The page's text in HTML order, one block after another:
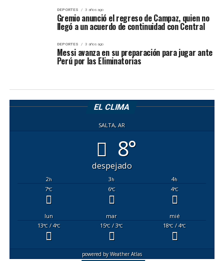
DEPORTES 3 años ago
Gremio anunció el regreso de Campaz, quien no
llegó a un acuerdo de continuidad con Central
DEPORTES 3 años ago
Messi avanza en su preparación para jugar ante
Perú por las Eliminatorias
EL CLIMA
SALTA, AR
8°
despejado
2h 3h 4h
7°C 6°C 4°C
lun mar
mié
13°C/ 4°C 15°C / 3°C 18°C / 4°C
powered byWeather Atlas